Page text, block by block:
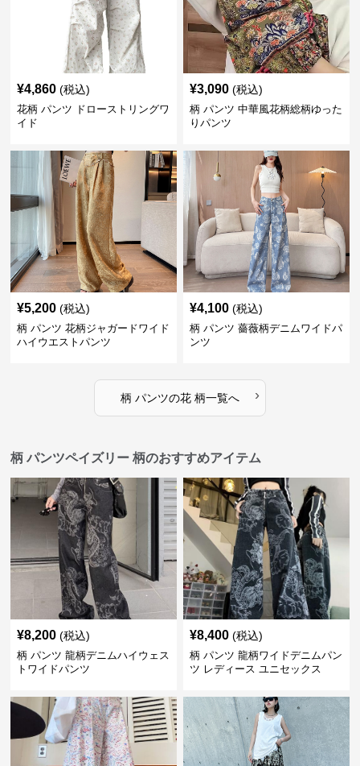
¥4,860 (税込)
花柄 パンツ ドローストリングワ
イド
¥3,090 (税込)
柄 パンツ 中華風花柄総柄ゆった
りパンツ
¥5,200 (税込)
柄 パンツ 花柄ジャガードワイド
ハイウエストパンツ
¥4,100 (税込)
柄 パンツ 薔薇柄デニムワイドパ
ンツ
柄 パンツの花 柄一覧へ ›
柄 パンツペイズリー 柄のおすすめアイテム
¥8,200 (税込)
柄 パンツ 龍柄デニムハイウェス
トワイドパンツ
¥8,400 (税込)
柄 パンツ 龍柄ワイドデニムパン
ツ レディース ユニセックス